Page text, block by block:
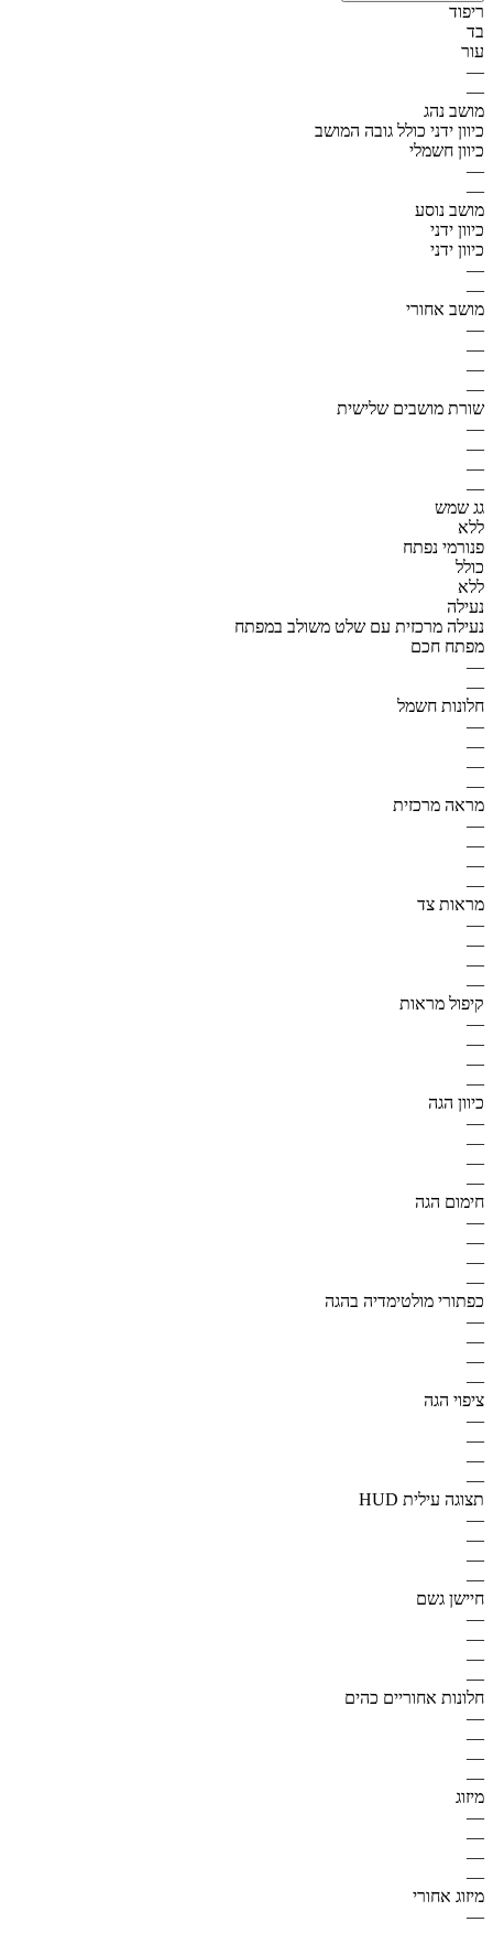
ריפוד
בד
עור
—
—
מושב נהג
כיוון ידני כולל גובה המושב
כיוון חשמלי
—
—
מושב נוסע
כיוון ידני
כיוון ידני
—
—
מושב אחורי
—
—
—
—
שורת מושבים שלישית
—
—
—
—
גג שמש
ללא
פנורמי נפתח
כולל
ללא
נעילה
נעילה מרכזית עם שלט משולב במפתח
מפתח חכם
—
—
חלונות חשמל
—
—
—
—
מראה מרכזית
—
—
—
—
מראות צד
—
—
—
—
קיפול מראות
—
—
—
—
כיוון הגה
—
—
—
—
חימום הגה
—
—
—
—
כפתורי מולטימדיה בהגה
—
—
—
—
ציפוי הגה
—
—
—
—
תצוגה עילית HUD
—
—
—
—
חיישן גשם
—
—
—
—
חלונות אחוריים כהים
—
—
—
—
מיזוג
—
—
—
—
מיזוג אחורי
—